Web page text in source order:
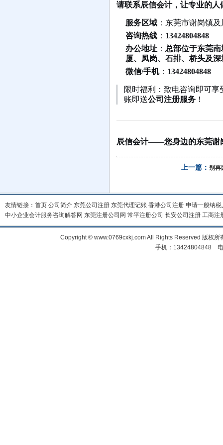
请联系辰信会计，让专业的人
服务区域：东莞市谢岗镇
咨询热线： 13424804848
办公地址： 总部位于东莞
厦、凤岗、石排、桥头及
微信/手机： 13424804848
限时福利：致电咨询即可享
账即送公司注册服务 ！
辰信会计——您身边的东莞谢
上一篇： 别再
友情链接： 首页 公司简介 东莞公司注册 东莞代理记账 香港公司注册 申请一般纳税
中小企业会计服务咨询解答网 东莞注册公司网 常平注册公司 长安公司注册 工商注
Copyright © www.0769cxkj.com All Rights Reserved 版权
手机：13424804848